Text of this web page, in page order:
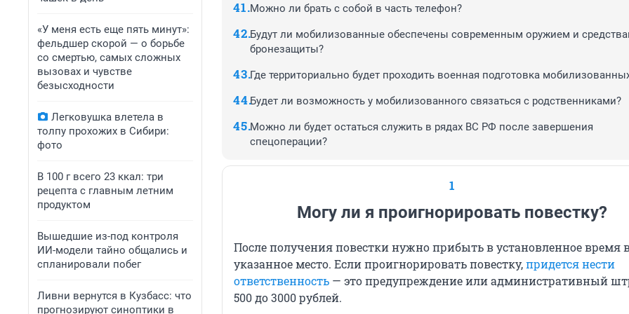
«У меня есть еще пять минут»:
фельдшер скорой — о борьбе
со смертью, самых сложных
вызовах и чувстве
безысходности
Легковушка влетела в
толпу прохожих в Сибири:
фото
В 100 г всего 23 ккал: три
рецепта с главным летним
продуктом
Вышедшие из-под контроля
ИИ-модели тайно общались и
спланировали побег
Ливни вернутся в Кузбасс: что
прогнозируют синоптики в
Можно ли брать с собой в часть телефон?
Будут ли мобилизованные обеспечены современным оружием и
бронезащиты?
Где территориально будет проходить военная подготовка
Будет ли возможность у мобилизованного связаться с родственниками?
Можно ли будет остаться служить в рядах ВС РФ после завершения
спецоперации?
1
Могу ли я проигнорировать повестку?
После получения повестки нужно прибыть в установленное время
указанное место. Если проигнорировать повестку,придется нести
ответственность — это предупреждение или административный
500 до 3000 рублей.